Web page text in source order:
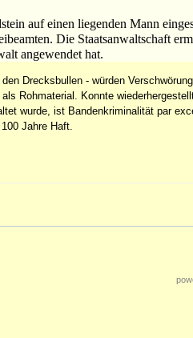
auf einen liegenden Mann
Die Staatsanwaltschaft
angewendet hat.
Drecksbullen - würden
als Rohmaterial. Konnte
wurde, ist Bandenkriminalität par
Jahre Haft.